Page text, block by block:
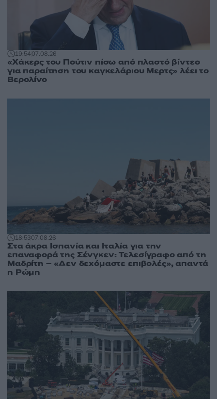
19:5407.08.26
«Χάκερς του Πούτιν πίσω από πλαστό βίντεο
για παραίτηση του καγκελάριου Μερτς» λέει το
Βερολίνο
18:5307.08.26
Στα άκρα Ισπανία και Ιταλία για την
επαναφορά της Σένγκεν: Τελεσίγραφο από τη
Μαδρίτη – «Δεν δεχόμαστε επιβολές», απαντά
η Ρώμη